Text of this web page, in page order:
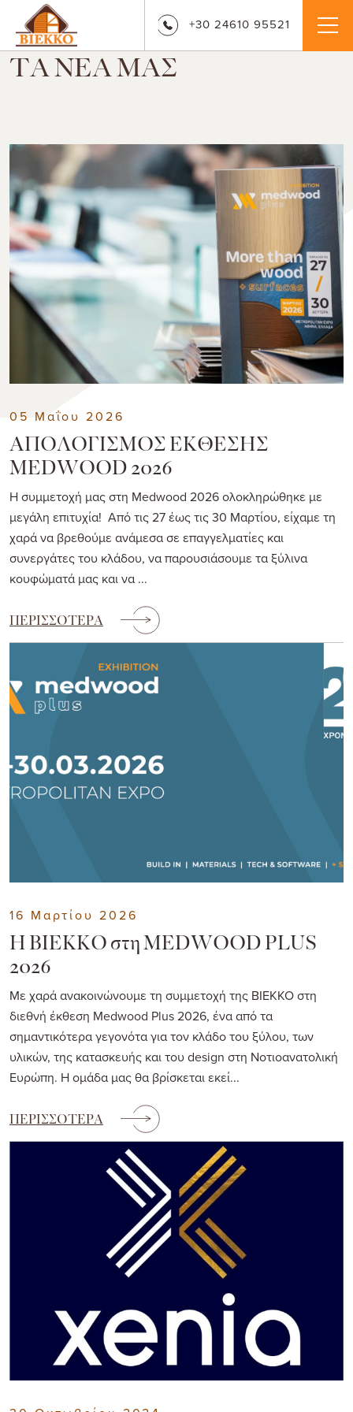
+30 24610 95521
ΤΑ ΝΕΑ ΜΑΣ
05 Μαΐου 2026
ΑΠΟΛΟΓΙΣΜΟΣ ΕΚΘΕΣΗΣ
MEDWOOD 2026
Η συμμετοχή μας στη Medwood 2026 ολοκληρώθηκε με
μεγάλη επιτυχία! Από τις 27 έως τις 30 Μαρτίου, είχαμε τη
χαρά να βρεθούμε ανάμεσα σε επαγγελματίες και
συνεργάτες του κλάδου, να παρουσιάσουμε τα ξύλινα
κουφώματά μας και να ...
ΠΕΡΙΣΣΟΤΕΡΑ
16 Μαρτίου 2026
Η ΒΙΕΚΚΟ στη MEDWOOD PLUS
2026
Με χαρά ανακοινώνουμε τη συμμετοχή της ΒΙΕΚΚΟ στη
διεθνή έκθεση Medwood Plus 2026, ένα από τα
σημαντικότερα γεγονότα για τον κλάδο του ξύλου, των
υλικών, της κατασκευής και του design στη Νοτιοανατολική
Ευρώπη. Η ομάδα μας θα βρίσκεται εκεί...
ΠΕΡΙΣΣΟΤΕΡΑ